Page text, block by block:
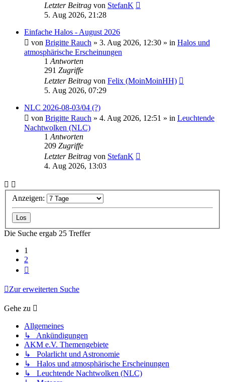
Letzter Beitrag von StefanK
5. Aug 2026, 21:28
Einfache Halos - August 2026
von Brigitte Rauch » 3. Aug 2026, 12:30 » in Halos und
atmosphärische Erscheinungen
1 Antworten
291 Zugriffe
Letzter Beitrag von Felix (MoinMoinHH)
5. Aug 2026, 07:29
NLC 2026-08-03/04 (?)
von Brigitte Rauch » 4. Aug 2026, 12:51 » in Leuchtende
Nachtwolken (NLC)
1 Antworten
209 Zugriffe
Letzter Beitrag von StefanK
4. Aug 2026, 13:03
Anzeigen:
Die Suche ergab 25 Treffer
1
2
Zur erweiterten Suche
Gehe zu
Allgemeines
↳ Ankündigungen
AKM e.V. Themengebiete
↳ Polarlicht und Astronomie
↳ Halos und atmosphärische Erscheinungen
↳ Leuchtende Nachtwolken (NLC)